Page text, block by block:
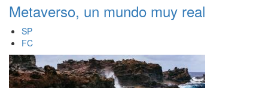
Metaverso, un mundo muy real
SP
FC